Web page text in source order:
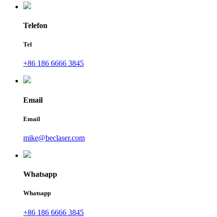
Telefon
Tel
+86 186 6666 3845
Email
Email
mike@beclaser.com
Whatsapp
Whatsapp
+86 186 6666 3845